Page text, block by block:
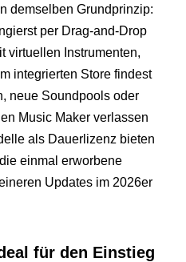
demselben Grundprinzip:
per Drag-and-Drop
virtuellen Instrumenten,
integrierten Store findest
neue Soundpools oder
Music Maker verlassen
als Dauerlizenz bieten
einmal erworbene
Updates im 2026er
für den Einstieg